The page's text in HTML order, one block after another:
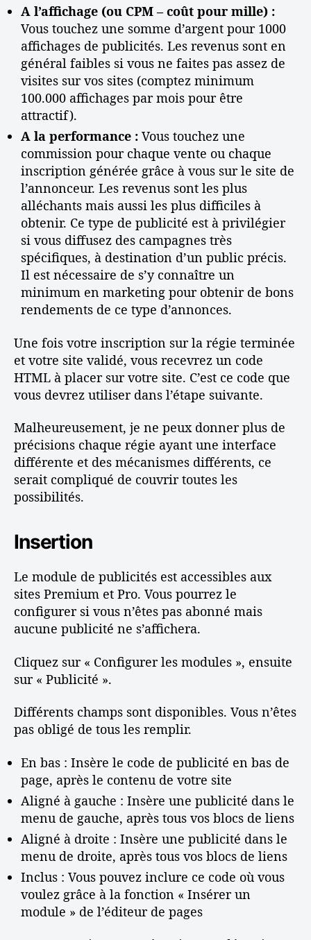
A l’affichage (ou CPM – coût pour mille) :
Vous touchez une somme d’argent pour 1000
affichages de publicités. Les revenus sont en
général faibles si vous ne faites pas assez de
visites sur vos sites (comptez minimum
100.000 affichages par mois pour être
attractif).
A la performance : Vous touchez une
commission pour chaque vente ou chaque
inscription générée grâce à vous sur le site de
l’annonceur. Les revenus sont les plus
alléchants mais aussi les plus difficiles à
obtenir. Ce type de publicité est à privilégier
si vous diffusez des campagnes très
spécifiques, à destination d’un public précis.
Il est nécessaire de s’y connaître un
minimum en marketing pour obtenir de bons
rendements de ce type d’annonces.
Une fois votre inscription sur la régie terminée
et votre site validé, vous recevrez un code
HTML à placer sur votre site. C’est ce code que
vous devrez utiliser dans l’étape suivante.
Malheureusement, je ne peux donner plus de
précisions chaque régie ayant une interface
différente et des mécanismes différents, ce
serait compliqué de couvrir toutes les
possibilités.
Insertion
Le module de publicités est accessibles aux
sites Premium et Pro. Vous pourrez le
configurer si vous n’êtes pas abonné mais
aucune publicité ne s’affichera.
Cliquez sur « Configurer les modules », ensuite
sur « Publicité ».
Différents champs sont disponibles. Vous n’êtes
pas obligé de tous les remplir.
En bas : Insère le code de publicité en bas de
page, après le contenu de votre site
Aligné à gauche : Insère une publicité dans le
menu de gauche, après tous vos blocs de liens
Aligné à droite : Insère une publicité dans le
menu de droite, après tous vos blocs de liens
Inclus : Vous pouvez inclure ce code où vous
voulez grâce à la fonction « Insérer un
module » de l’éditeur de pages